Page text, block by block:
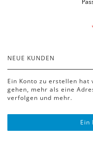
NEUE KUNDEN
Ein Konto zu erstellen hat
gehen, mehr als eine
verfolgen und mehr.
Ein